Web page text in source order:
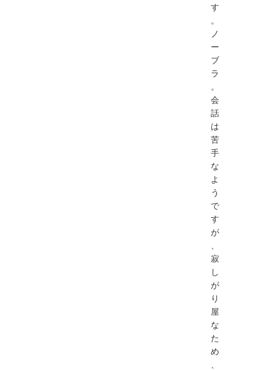
す
。
ノ
ー
ブ
ラ
。
会
話
は
苦
手
な
よ
う
で
す
が
寂
し
が
り
屋
な
た
め